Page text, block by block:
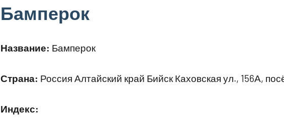
Бамперок
Название: Бамперок
Страна: Россия Алтайский край Бийск Каховская ул., 156А,
Индекс: